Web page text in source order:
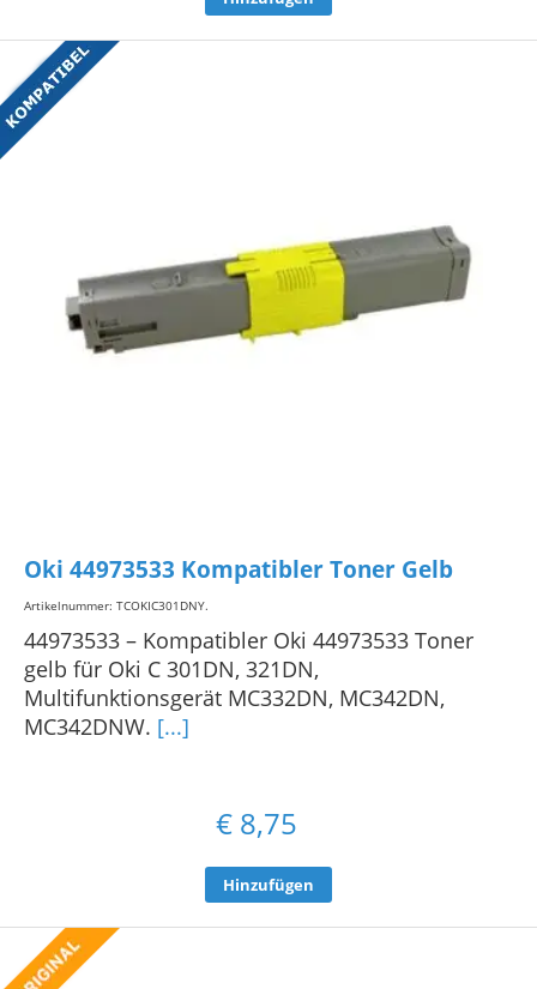
Oki 44973533 Kompatibler Toner Gelb
Artikelnummer: TCOKIC301DNY.
44973533 – Kompatibler Oki 44973533 Toner
gelb für Oki C 301DN, 321DN,
Multifunktionsgerät MC332DN, MC342DN,
MC342DNW. [...]
€ 8,75
Hinzufügen